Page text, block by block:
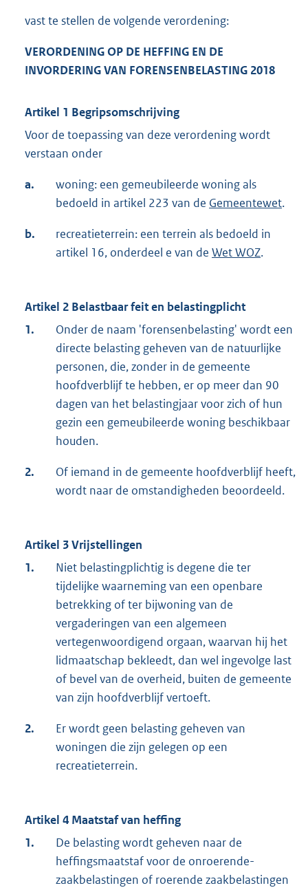
vast te stellen de volgende verordening:
VERORDENING OP DE HEFFING EN DE
INVORDERING VAN FORENSENBELASTING 2018
Artikel 1 Begripsomschrijving
Voor de toepassing van deze verordening wordt
verstaan onder
a.
woning: een gemeubileerde woning als
bedoeld in artikel 223 van de Gemeentewet.
b.
recreatieterrein: een terrein als bedoeld in
artikel 16, onderdeel e van de Wet WOZ.
Artikel 2 Belastbaar feit en belastingplicht
1.
Onder de naam 'forensenbelasting' wordt een
directe belasting geheven van de natuurlijke
personen, die, zonder in de gemeente
hoofdverblijf te hebben, er op meer dan 90
dagen van het belastingjaar voor zich of hun
gezin een gemeubileerde woning beschikbaar
houden.
2.
Of iemand in de gemeente hoofdverblijf heeft,
wordt naar de omstandigheden beoordeeld.
Artikel 3 Vrijstellingen
1.
Niet belastingplichtig is degene die ter
tijdelijke waarneming van een openbare
betrekking of ter bijwoning van de
vergaderingen van een algemeen
vertegenwoordigend orgaan, waarvan hij het
lidmaatschap bekleedt, dan wel ingevolge last
of bevel van de overheid, buiten de gemeente
van zijn hoofdverblijf vertoeft.
2.
Er wordt geen belasting geheven van
woningen die zijn gelegen op een
recreatieterrein.
Artikel 4 Maatstaf van heffing
1.
De belasting wordt geheven naar de
heffingsmaatstaf voor de onroerende-
zaakbelastingen of roerende zaakbelastingen